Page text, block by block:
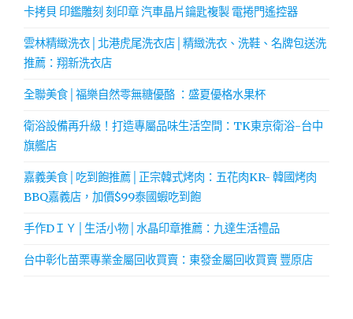
卡拷貝 印鑑雕刻 刻印章 汽車晶片鑰匙複製 電捲門遙控器
雲林精緻洗衣│北港虎尾洗衣店│精緻洗衣、洗鞋、名牌包送洗
推薦：翔新洗衣店
全聯美食│福樂自然零無糖優酪 ：盛夏優格水果杯
衛浴設備再升級！打造專屬品味生活空間：TK東京衛浴-台中
旗艦店
嘉義美食│吃到飽推薦│正宗韓式烤肉：五花肉KR- 韓國烤肉
BBQ嘉義店，加價$99泰國蝦吃到飽
手作DＩＹ│生活小物│水晶印章推薦：九達生活禮品
台中彰化苗栗專業金屬回收買賣：東發金屬回收買賣 豐原店